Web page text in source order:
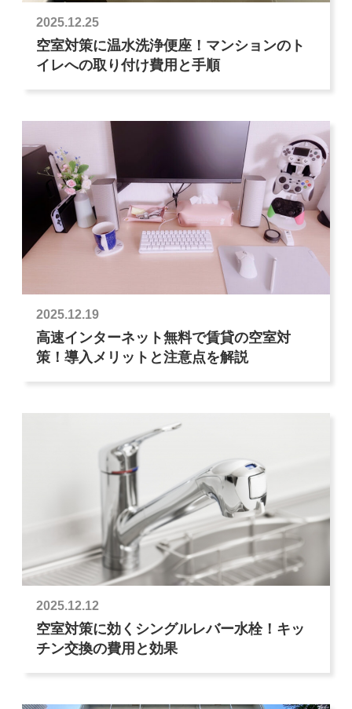
2025.12.25
空室対策に温水洗浄便座！マンションのト
イレへの取り付け費用と手順
2025.12.19
高速インターネット無料で賃貸の空室対
策！導入メリットと注意点を解説
2025.12.12
空室対策に効くシングルレバー水栓！キッ
チン交換の費用と効果